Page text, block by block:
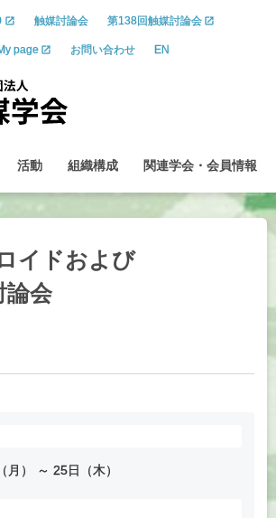
触媒討論会 第138回触媒討論会
page お問い合わせ EN
活動 組織構成 関連学会 ・ 会員情報
イドおよび
論会
月） ～ 25日（木）